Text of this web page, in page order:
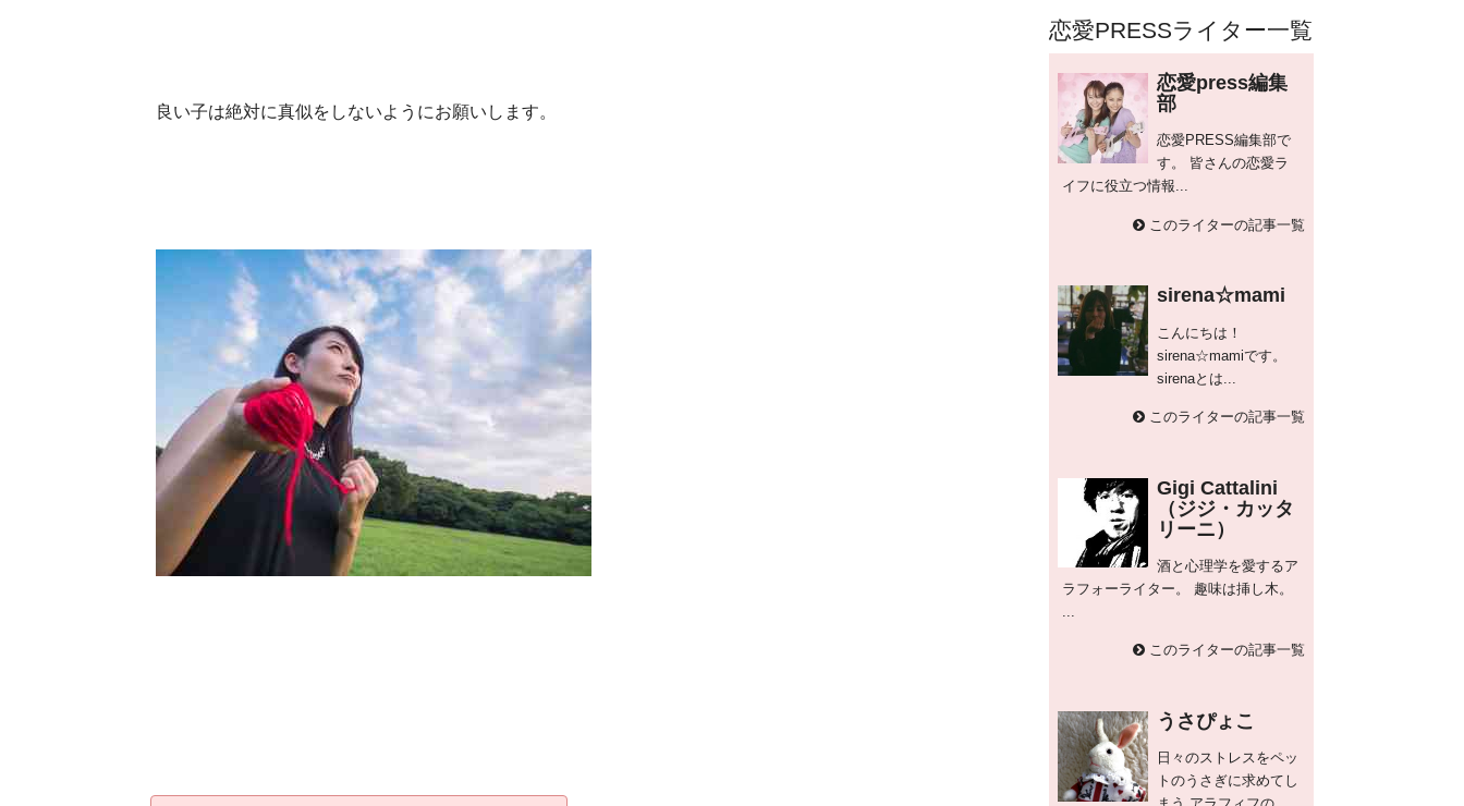
良い子は絶対に真似をしないようにお願いします。
恋愛PRESSライター一覧
恋愛press編集
部
恋愛PRESS編集部で
す。 皆さんの恋愛ラ
イフに役立つ情報...
このライターの記事一覧
sirena☆mami
こんにちは！
sirena☆mamiです。
sirenaとは...
このライターの記事一覧
Gigi Cattalini
（ジジ・カッタ
リーニ）
酒と心理学を愛するア
ラフォーライター。 趣味は挿し木。
...
このライターの記事一覧
うさぴょこ
日々のストレスをペッ
トのうさぎに求めてし